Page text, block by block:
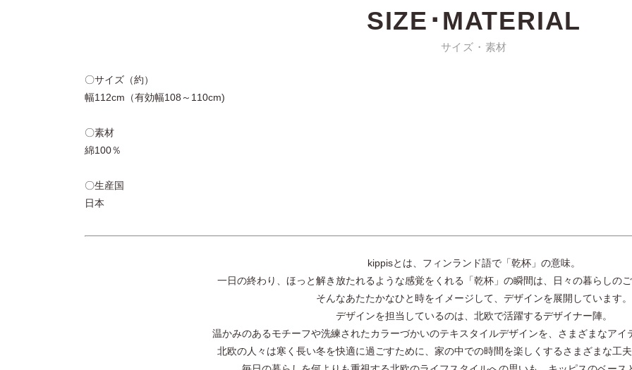
SIZE･MATERIAL
サイズ・素材
〇サイズ（約）
幅112cm（有効幅108～110cm)
〇素材
綿100％
〇生産国
日本
kippisとは、フィンランド語で「乾杯」の意味。
一日の終わり、ほっと解き放たれるような感覚をくれる「乾杯」の瞬間は、日々の暮らしの
そんなあたたかなひと時をイメージして、デザインを展開しています。
デザインを担当しているのは、北欧で活躍するデザイナー陣。
温かみのあるモチーフや洗練されたカラーづかいのテキスタイルデザインを、さまざまなアイ
北欧の人々は寒く長い冬を快適に過ごすために、家の中での時間を楽しくするさまざまな工